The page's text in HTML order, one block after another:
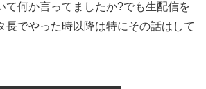
て何か言ってましたか?でも生配信を
長でやった時以降は特にその話はして